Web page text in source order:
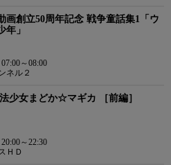
画創立50周年記念 戦争童話集1「ウ
年」
～08:00
ネル２
少女まどか☆マギカ ［前編］
～22:30
ＨＤ